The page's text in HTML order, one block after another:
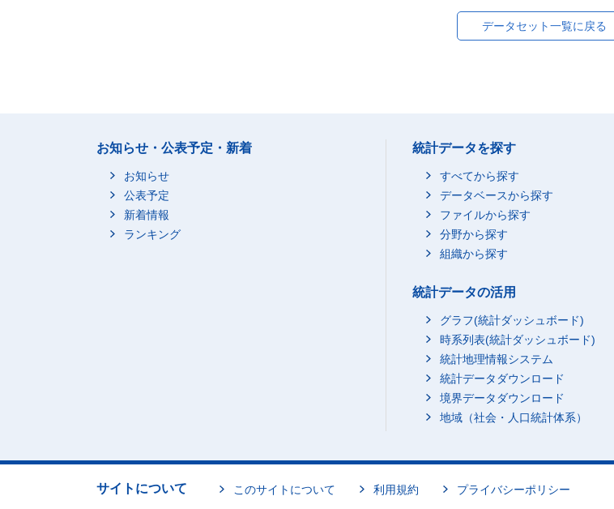
データセット一覧に戻る
お知らせ・公表予定・新着
お知らせ
公表予定
新着情報
ランキング
統計データを探す
すべてから探す
データベースから探す
ファイルから探す
分野から探す
組織から探す
統計データの活用
グラフ(統計ダッシュボード)
時系列表(統計ダッシュボード)
統計地理情報システム
統計データダウンロード
境界データダウンロード
地域（社会・人口統計体系）
サイトについて このサイトについて 利用規約 プライバシーポリシー